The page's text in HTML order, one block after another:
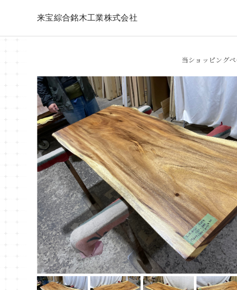
来宝綜合銘木工業株式会社
当ショッピング